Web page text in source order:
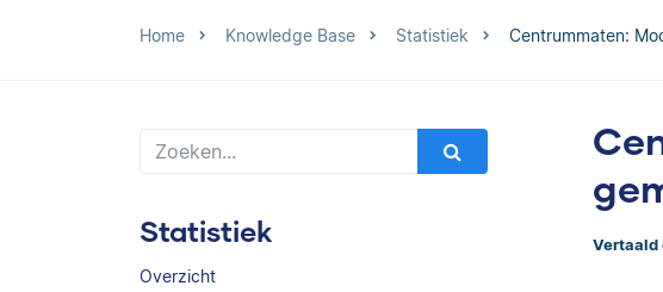
Home Knowledge Base Statistiek Centrummaten:
Statistiek
Overzicht
Vertaald